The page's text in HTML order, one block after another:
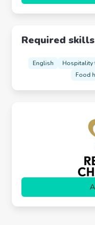
Required skills
English Hospitality
Food